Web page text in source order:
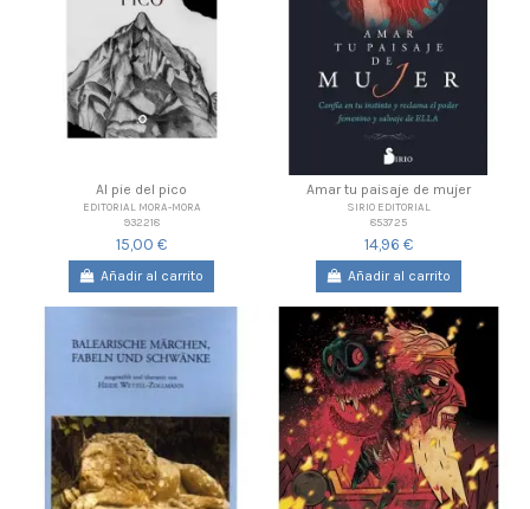
Al pie del pico
EDITORIAL MORA-MORA
932218
15,00 €
Añadir al carrito
Amar tu paisaje de mujer
SIRIO EDITORIAL
853725
14,96 €
Añadir al carrito